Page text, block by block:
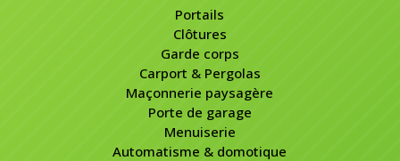
Portails
Clôtures
Garde corps
Carport & Pergolas
Maçonnerie paysagère
Porte de garage
Menuiserie
Automatisme & domotique